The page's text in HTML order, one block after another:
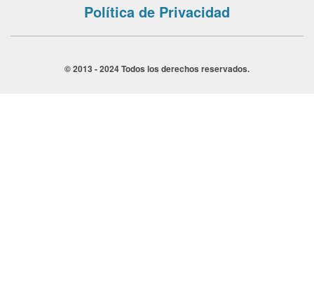
Política de Privacidad
© 2013 - 2024 Todos los derechos reservados.